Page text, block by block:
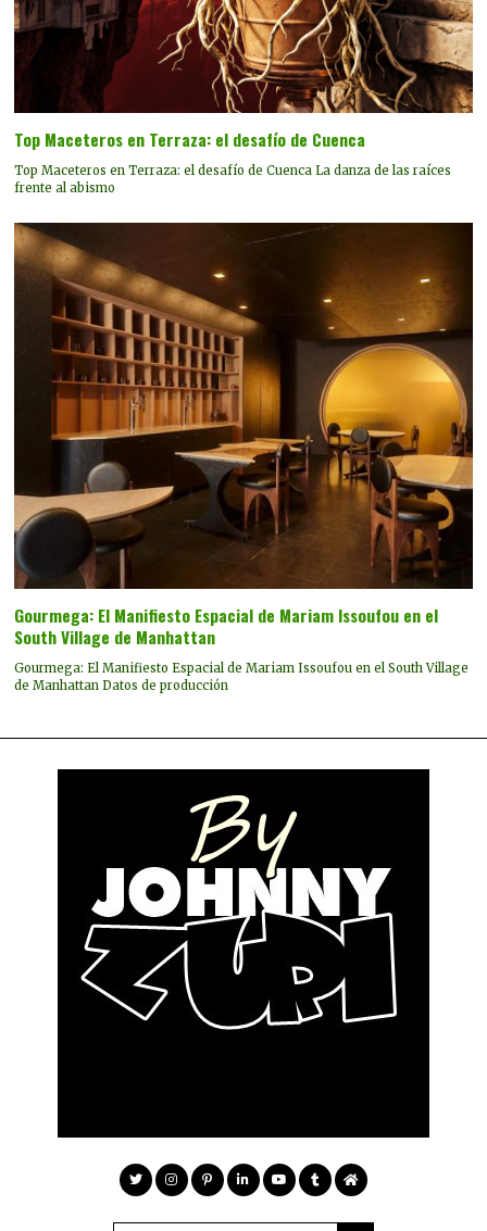
Top Maceteros en Terraza: el desafío de Cuenca
Top Maceteros en Terraza: el desafío de Cuenca La danza de las raíces
frente al abismo
Gourmega: El Manifiesto Espacial de Mariam Issoufou en el
South Village de Manhattan
Gourmega: El Manifiesto Espacial de Mariam Issoufou en el South Village
de Manhattan Datos de producción